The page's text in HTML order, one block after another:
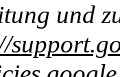
und